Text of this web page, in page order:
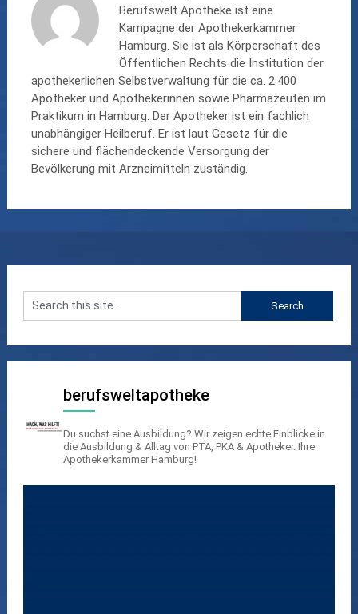
Berufswelt Apotheke ist eine
Kampagne der Apothekerkammer
Hamburg. Sie ist als Körperschaft des
Öffentlichen Rechts die Institution der
apothekerlichen Selbstverwaltung für die ca. 2.400
Apotheker und Apothekerinnen sowie Pharmazeuten im
Praktikum in Hamburg. Der Apotheker ist ein fachlich
unabhängiger Heilberuf. Er ist laut Gesetz für die
sichere und flächendeckende Versorgung der
Bevölkerung mit Arzneimitteln zuständig.
berufsweltapotheke
Du suchst eine Ausbildung? Wir zeigen echte Einblicke in
die Ausbildung & Alltag von PTA, PKA & Apotheker. Ihre
Apothekerkammer Hamburg!